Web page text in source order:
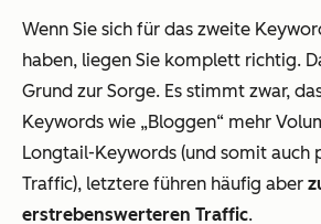
Wenn Sie sich für das zweite
haben, liegen Sie komplett richtig.
Grund zur Sorge. Es stimmt zwar,
Keywords wie „Bloggen“ mehr
Longtail-Keywords (und somit auch
Traffic), letztere führen häufig aber
erstrebenswerteren Traffic.